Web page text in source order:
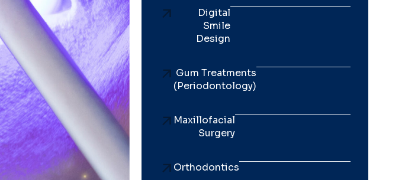
Digital
Smile
Design
Gum Treatments
(Periodontology)
Maxillofacial
Surgery
Orthodontics